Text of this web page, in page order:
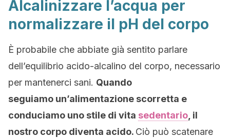
Alcalinizzare l’acqua per
normalizzare il pH del corpo
È probabile che abbiate già sentito parlare
dell’equilibrio acido-alcalino del corpo, necessario
per mantenerci sani. Quando
seguiamo un’alimentazione scorretta e
conduciamo uno stile di vita sedentario , il
nostro corpo diventa acido. Ciò può scatenare